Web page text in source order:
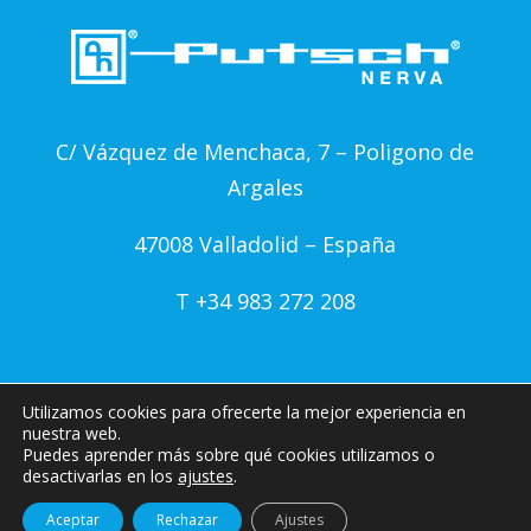
C/ Vázquez de Menchaca, 7 – Poligono de
Argales
47008 Valladolid – España
T +34 983 272 208
Utilizamos cookies para ofrecerte la mejor experiencia en
nuestra web.
Puedes aprender más sobre qué cookies utilizamos o
desactivarlas en los ajustes.
Aceptar Rechazar Ajustes